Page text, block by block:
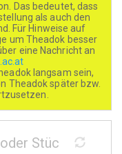
Das bedeutet, dass
als auch den
Für Hinweise auf
um Theadok besser
eine Nachricht an
langsam sein,
Theadok später bzw.